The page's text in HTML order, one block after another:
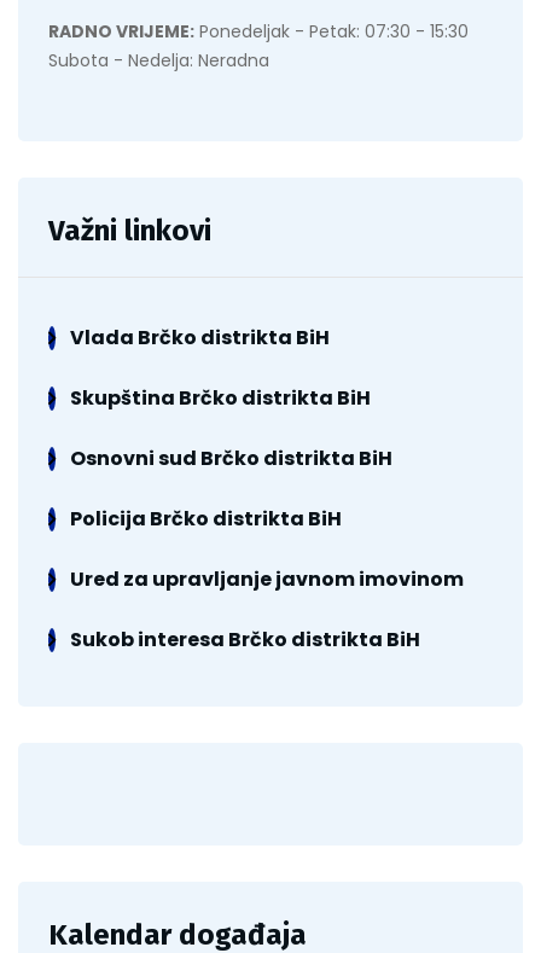
RADNO VRIJEME: Ponedeljak - Petak: 07:30 - 15:30
Subota - Nedelja: Neradna
Važni linkovi
Vlada Brčko distrikta BiH
Skupština Brčko distrikta BiH
Osnovni sud Brčko distrikta BiH
Policija Brčko distrikta BiH
Ured za upravljanje javnom imovinom
Sukob interesa Brčko distrikta BiH
Kalendar događaja